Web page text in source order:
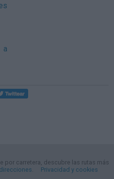
a
por carretera, descubre las rutas más
direcciones. Privacidad y cookies